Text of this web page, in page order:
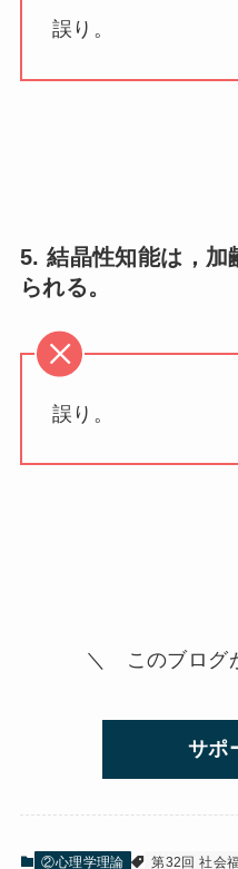
誤り。
5. 結晶性知能は，加
られる。
誤り。
＼ このブログ
サポ
②心理学理論 第32回 社会